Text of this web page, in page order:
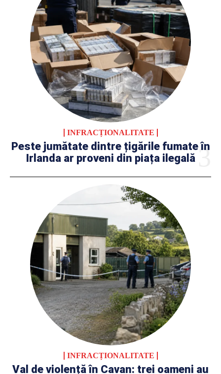
INFRACȚIONALITATE
Peste jumătate dintre țigările fumate în
Irlanda ar proveni din piața ilegală
INFRACȚIONALITATE
Val de violență în Cavan: trei oameni au